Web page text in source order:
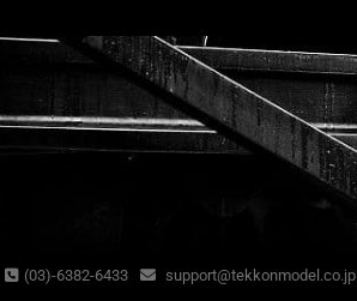
(03)-6382-6433 support@tekkonmodel.co.jp